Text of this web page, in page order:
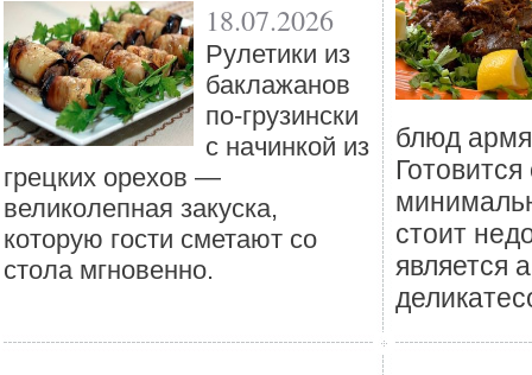
18.07.2026
Рулетики из
баклажанов
по-грузински
с начинкой из
грецких орехов —
великолепная закуска,
которую гости сметают со
стола мгновенно.
блюд
стоит
является